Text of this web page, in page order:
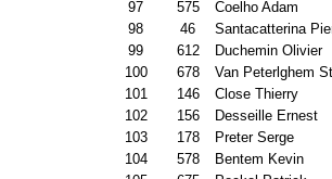
97
575
Coelho Adam
98
46
Santacatterina
99
612
Duchemin Olivier
100
678
Van Peterlghem
101
146
Close Thierry
102
156
Desseille Ernest
103
178
Preter Serge
104
578
Bentem Kevin